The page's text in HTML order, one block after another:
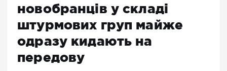
новобранців у складі
штурмових груп майже
одразу кидають на
передову